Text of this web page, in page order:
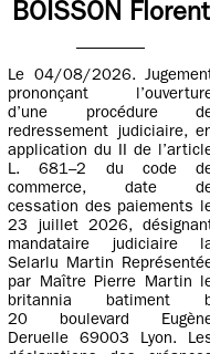
BOISSON Florent
Le 04/08/2026.
prononçant
d’une procédure
redressement judiciaire,
application du II de
L. 681–2 du code
commerce, date
cessation des paiements
23 juillet 2026,
mandataire judiciaire
Selarlu Martin
par Maître Pierre Martin
britannia batiment
20 boulevard
Deruelle 69003 Lyon.